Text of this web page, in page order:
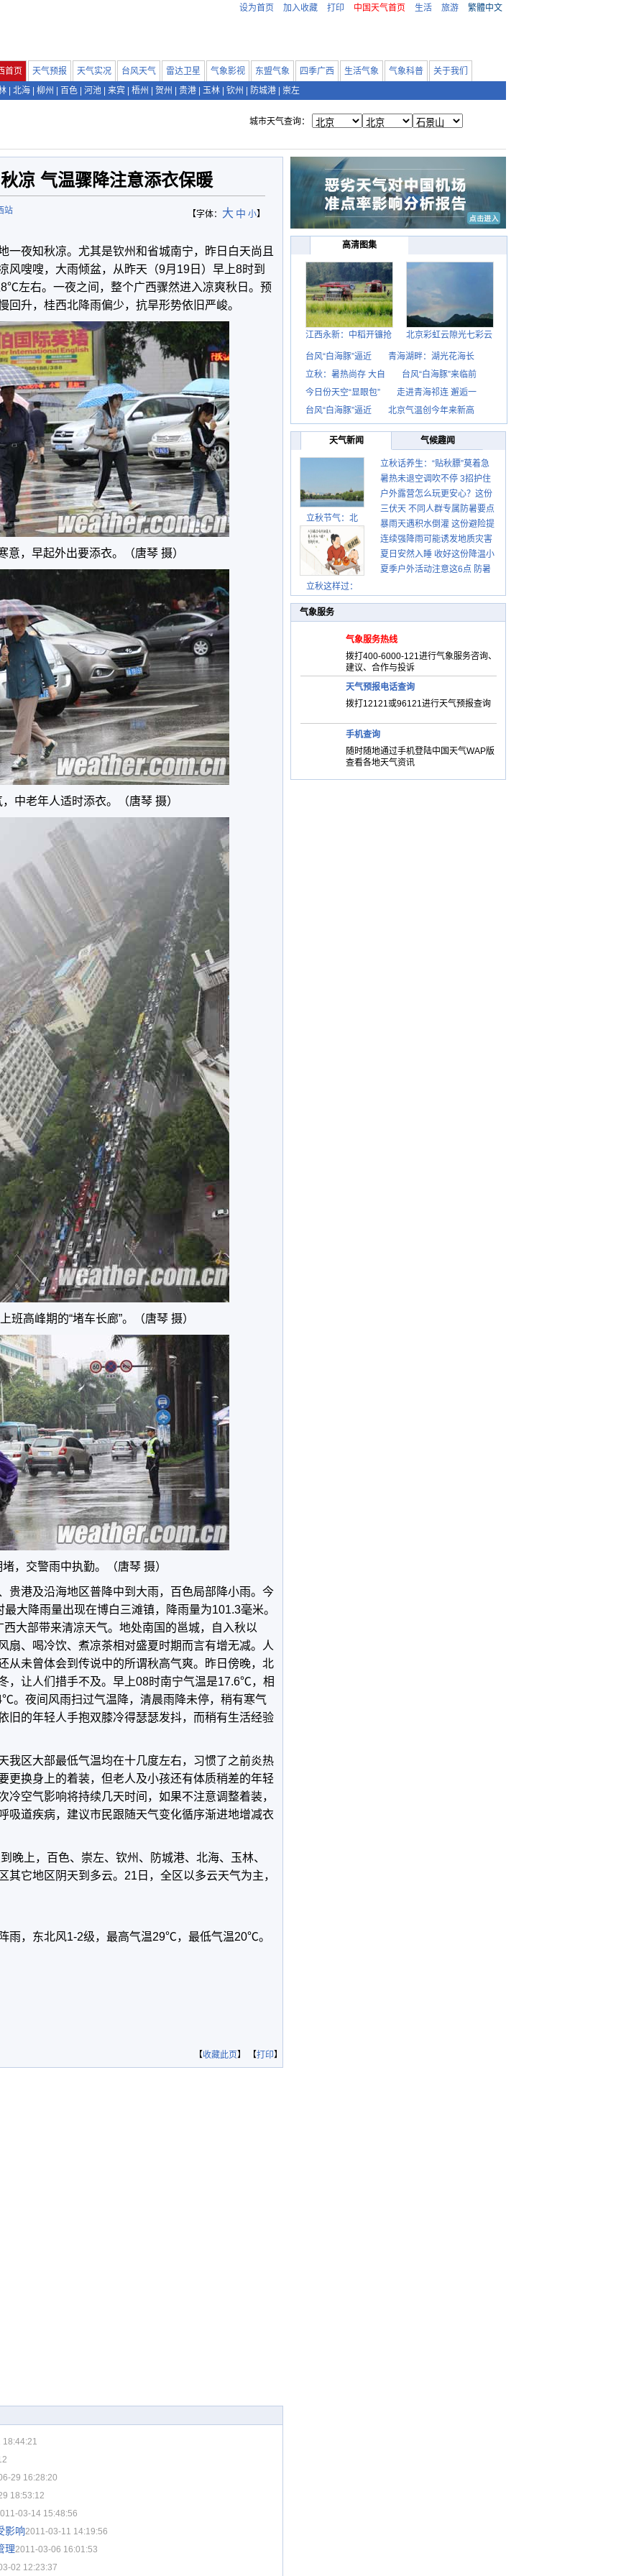
设为首页 加入收藏 打印 中国天气首页 生活 旅游 繁體中文
首页 天气预报 天气实况 台风天气 雷达卫星 气象影视 东盟气象 四季广西 生活气象 气象科普
关于我们
北海 柳州 百色 河池 来宾 梧州 贺州 贵港 玉林 钦州 防城港 崇左
城市天气查询：
凉 气温骤降注意添衣保暖
【字体： 大 中 小】
站
一夜知秋凉。尤其是钦州和省城南宁，昨日白天尚且
风嗖嗖，大雨倾盆，从昨天（9月19日）早上8时到
左右。一夜之间，整个广西骤然进入凉爽秋日。预
回升，桂西北降雨偏少，抗旱形势依旧严峻。
意，早起外出要添衣。（唐琴 摄）
中老年人适时添衣。（唐琴 摄）
班高峰期的“堵车长廊”。（唐琴 摄）
，交警雨中执勤。（唐琴 摄）
贵港及沿海地区普降中到大雨，百色局部降小雨。今
大降雨量出现在博白三滩镇，降雨量为101.3毫米。
大部带来清凉天气。地处南国的邕城，自入秋以
扇、喝冷饮、煮凉茶相对盛夏时期而言有增无减。人
从未曾体会到传说中的所谓秋高气爽。昨日傍晚，北
，让人们措手不及。早上08时南宁气温是17.6℃，相
。夜间风雨扫过气温降，清晨雨降未停，稍有寒气
旧的年轻人手抱双膝冷得瑟瑟发抖，而稍有生活经验
我区大部最低气温均在十几度左右，习惯了之前炎热
更换身上的着装，但老人及小孩还有体质稍差的年轻
冷空气影响将持续几天时间，如果不注意调整着装，
吸道疾病，建议市民跟随天气变化循序渐进地增减衣
晚上，百色、崇左、钦州、防城港、北海、玉林、
其它地区阴天到多云。21日，全区以多云天气为主，
雨，东北风1-2级，最高气温29℃，最低气温20℃。
【收藏此页】 【打印】
18:44:21
29 16:28:20
18:53:12
03-14 15:48:56
影响2011-03-11 14:19:56
理2011-03-06 16:01:53
02 12:23:37
高清图集
江西永新：中稻开镰抢 北京彩虹云隙光七彩云
台风“白海豚”逼近
青海湖畔：湖光花海长
立秋：暑热尚存 大自
台风“白海豚”来临前
今日份天空“显眼包”
走进青海祁连 邂逅一
台风“白海豚”逼近
北京气温创今年来新高
天气新闻 气候趣闻
立秋节气：北
立秋这样过：
立秋话养生：“贴秋膘”莫着急
先清暑再防燥
暑热未退空调吹不停 3招护住
肩颈不酸痛
户外露营怎么玩更安心？这份
攻略请收好
三伏天 不同人群专属防暑要点
请收好
暴雨天遇积水倒灌 这份避险提
示请收好
连续强降雨可能诱发地质灾害
这些前兆要知道
夏日安然入睡 收好这份降温小
贴士
夏季户外活动注意这6点 防暑
气象服务
气象服务热线
拨打400-6000-121进行气象服务咨询、
建议、合作与投诉
天气预报电话查询
拨打12121或96121进行天气预报查询
手机查询
随时随地通过手机登陆中国天气WAP版
查看各地天气资讯